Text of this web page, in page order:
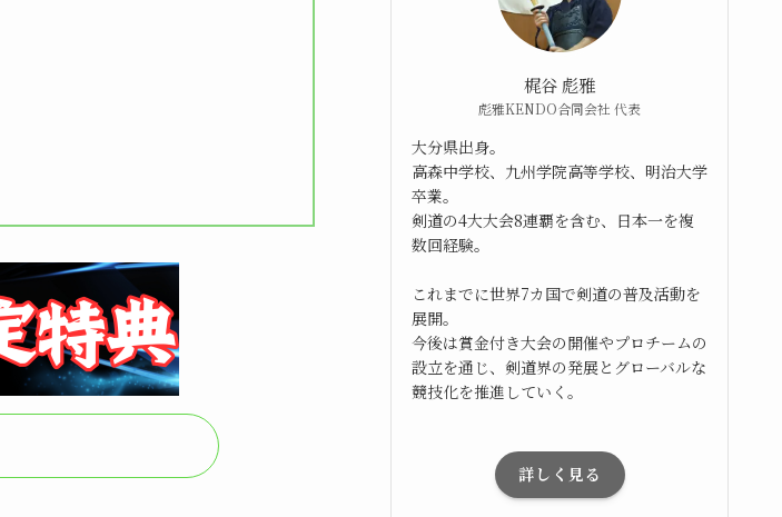
梶谷 彪雅
彪雅KENDO合同会社 代表
大分県出身。
高森中学校、九州学院高等学校、明治大学
卒業。
剣道の4大大会8連覇を含む、日本一を複
数回経験。
これまでに世界7カ国で剣道の普及活動を
展開。
今後は賞金付き大会の開催やプロチームの
設立を通じ、剣道界の発展とグローバルな
競技化を推進していく。
詳しく見る